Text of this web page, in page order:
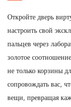
Откройте дверь
настроить свой
пальцев через
золотое
не только корзины
сопровождать вас,
вещи, превращая